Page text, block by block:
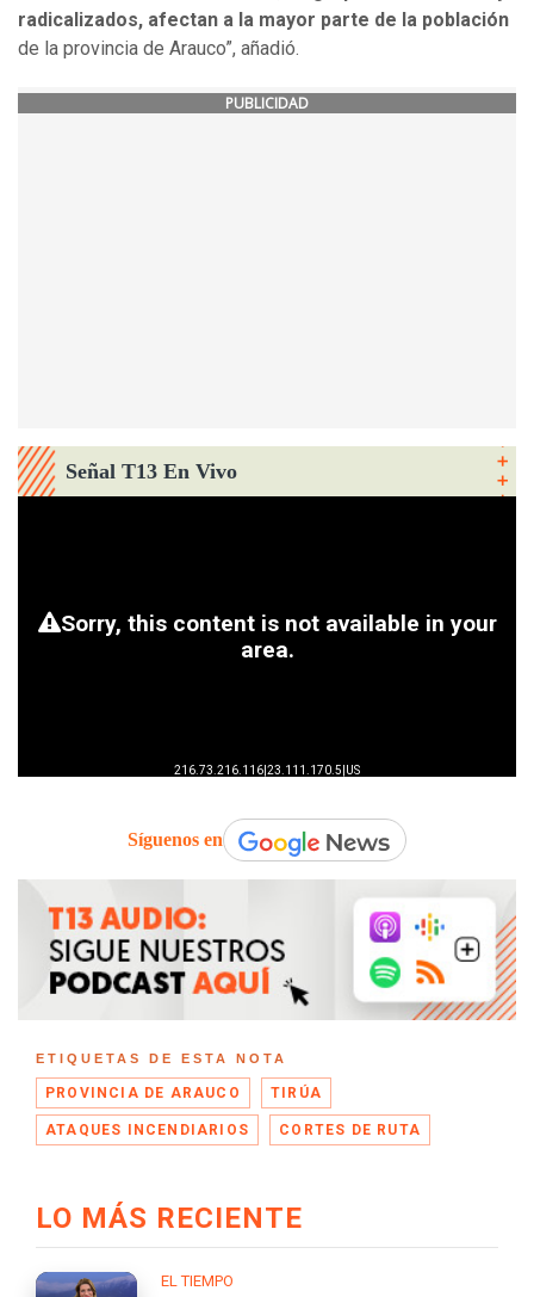
radicalizados, afectan a la mayor parte de la población
de la provincia de Arauco”, añadió.
PUBLICIDAD
Señal T13 En Vivo
Síguenos en
ETIQUETAS DE ESTA NOTA
PROVINCIA DE ARAUCO TIRÚA
ATAQUES INCENDIARIOS CORTES DE RUTA
LO MÁS RECIENTE
EL TIEMPO